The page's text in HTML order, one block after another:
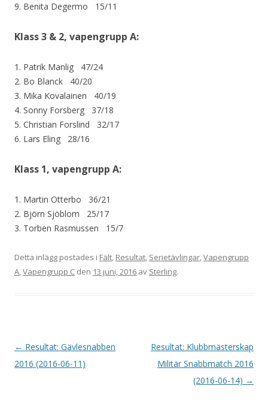
9. Benita Degermo 15/11
Klass 3 & 2, vapengrupp A:
1. Patrik Manlig 47/24
2. Bo Blanck 40/20
3. Mika Kovalainen 40/19
4. Sonny Forsberg 37/18
5. Christian Forslind 32/17
6. Lars Eling 28/16
Klass 1, vapengrupp A:
1. Martin Otterbo 36/21
2. Björn Sjöblom 25/17
3. Torben Rasmussen 15/7
Detta inlägg postades i Fält, Resultat, Serietävlingar,Vapengrupp
A,Vapengrupp C den 13 juni, 2016 av Sterling.
I
n
← Resultat: Gävlesnabben
2016 (2016-06-11)
Resultat: Klubbmästerskap
Militär Snabbmatch 2016
(2016-06-14) →